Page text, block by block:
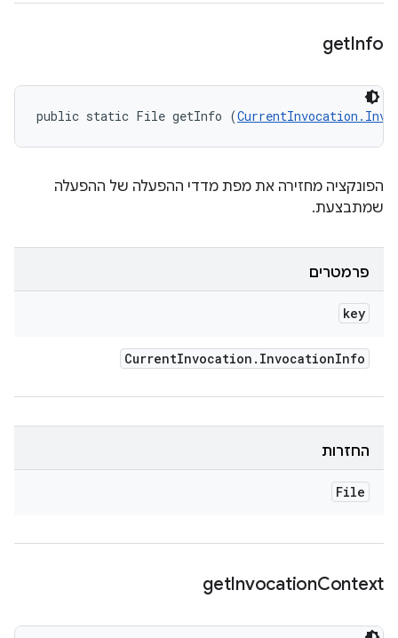
getInfo
public static File getInfo (
הפונקציה מחזירה את מפת מדדי ההפעלה של ההפעלה
שמתבצעת.
פרמטרים
key
CurrentInvocation . InvocationInfo
החזרות
File
getInvocationContext